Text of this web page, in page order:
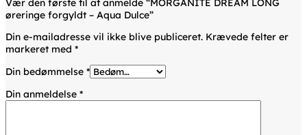
Vær den første til at anmelde “MORGANITE DREAM LONG
øreringe forgyldt – Aqua Dulce”
Din e-mailadresse vil ikke blive publiceret. Krævede felter er
markeret med *
Din bedømmelse *
Din anmeldelse *